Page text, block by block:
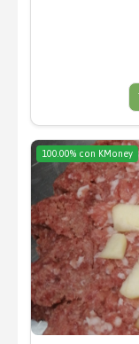
100.00% con KMoney